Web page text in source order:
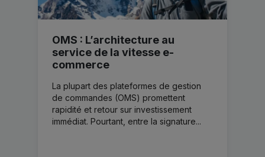
OMS : L’architecture au
service de la vitesse e-
commerce
La plupart des plateformes de gestion
de commandes (OMS) promettent
rapidité et retour sur investissement
immédiat. Pourtant, entre la signature...